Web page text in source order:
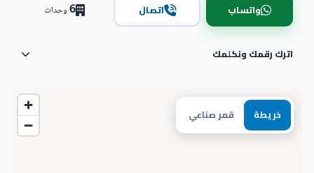
خريطة قمر صناعي
واتساب اتصال 6وحدات
اترك رقمك ونكلمك